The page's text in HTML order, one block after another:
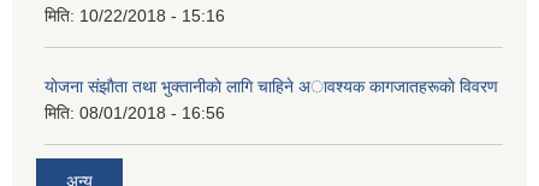
मिति: 10/22/2018 - 15:16
याेजना संझाैता तथा भुक्तानीकाे लागि चाहिने अावश्यक कागजातहरूकाे विवरण
मिति: 08/01/2018 - 16:56
अन्य